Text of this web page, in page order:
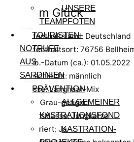
UNSERE
TEAMPFOTEN
TOURISTEN-
NOTRUFE
AUS
SARDINIEN
PRÄVENTION
ALLGEMEINER
KASTRATIONSFOND
KASTRATION-
Pfote im Glück
Aufenthaltsland: Deutschland
Aufenthaltsort: 76756
Geb.-Datum (ca.): 01.05.2022
Geschlecht: männlich
Rasse: Langhaar-Mix
Fell: Grau-getigert
Altersklasse: Jungkatze
kastriert: Ja